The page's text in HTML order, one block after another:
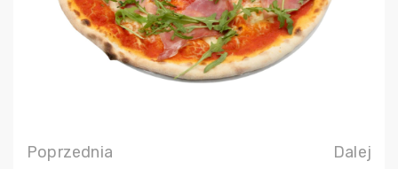
Poprzednia
Dalej